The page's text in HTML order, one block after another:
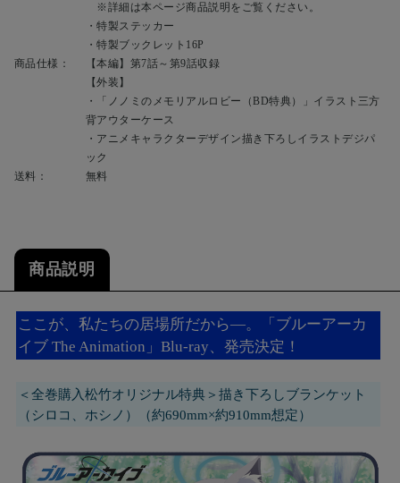
※詳細は本ページ商品説明をご覧ください。
・特製ステッカー
・特製ブックレット16P
商品仕様：
【本編】第7話～第9話収録
【外装】
・「ノノミのメモリアルロビー（BD特典）」イラスト三方
背アウターケース
・アニメキャラクターデザイン描き下ろしイラストデジパ
ック
送料：
無料
商品説明
ここが、私たちの居場所だから―。「ブルーアーカ
イブ The Animation」Blu-ray、発売決定！
＜全巻購入松竹オリジナル特典＞描き下ろしブランケット
（シロコ、ホシノ）（約690mm×約910mm想定）